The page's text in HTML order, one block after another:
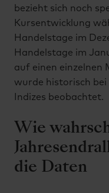
bezieht sich noch
Kursentwicklung
Handelstage im
Handelstage im
auf einen einzelnen
wurde historisch bei
Indizes beobachtet.
Wie
die Daten